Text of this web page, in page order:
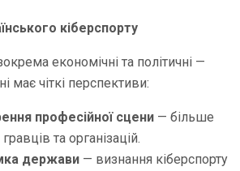
кіберспорту
економічні та політичні —
має чіткі перспективи:
професійної сцени — більше
та організацій.
держави — визнання кіберспорту